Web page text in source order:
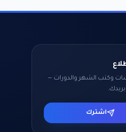
وكتب الشهر والدورات —
اشترك